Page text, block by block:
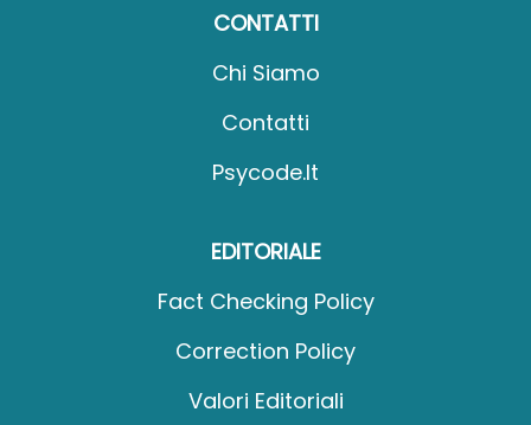
CONTATTI
Chi Siamo
Contatti
Psycode.it
EDITORIALE
Fact Checking Policy
Correction Policy
Valori Editoriali